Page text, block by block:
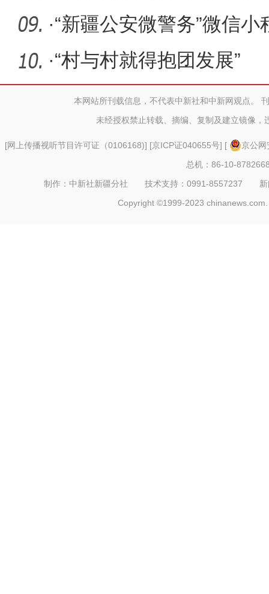
底交付使
·“新疆公安微警务”微信
利企网
·“村与村就得抱团发展”
本网站所刊载信息，不代表中新社和中新网观点。
未经授权禁止转载、摘编、复制及建立镜像，
[网上传播视听节目许可证（0106168)] [京ICP证040655号] [
京公
总机：86-10-
制作：中新社新疆分社 技术支持：0991-8557237
Copyright ©1999-2023